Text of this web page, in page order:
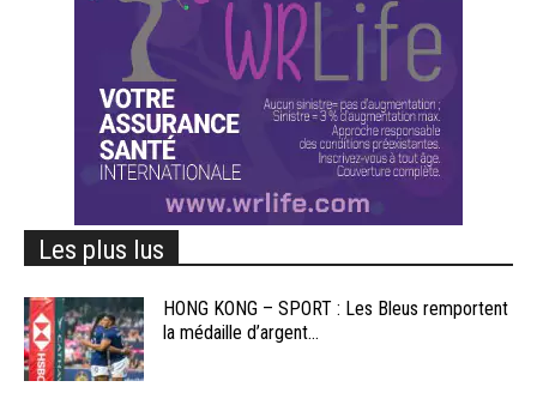
Les plus lus
HONG KONG – SPORT : Les Bleus remportent
la médaille d’argent...